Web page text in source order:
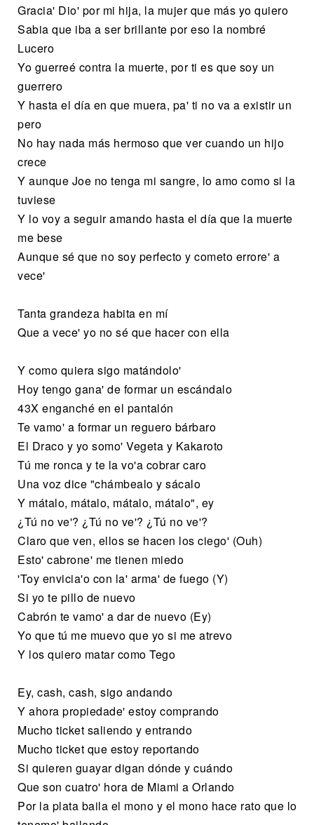
Gracia' Dio' por mi hija, la mujer que más yo quiero
Sabia que iba a ser brillante por eso la nombré
Lucero
Yo guerreé contra la muerte, por ti es que soy un
guerrero
Y hasta el día en que muera, pa' ti no va a existir un
pero
No hay nada más hermoso que ver cuando un hijo
crece
Y aunque Joe no tenga mi sangre, lo amo como si la
tuviese
Y lo voy a seguir amando hasta el día que la muerte
me bese
Aunque sé que no soy perfecto y cometo errore' a
vece'
Tanta grandeza habita en mí
Que a vece' yo no sé que hacer con ella
Y como quiera sigo matándolo'
Hoy tengo gana' de formar un escándalo
43X enganché en el pantalón
Te vamo' a formar un reguero bárbaro
El Draco y yo somo' Vegeta y Kakaroto
Tú me ronca y te la vo'a cobrar caro
Una voz dice "chámbealo y sácalo
Y mátalo, mátalo, mátalo, mátalo", ey
¿Tú no ve'? ¿Tú no ve'? ¿Tú no ve'?
Claro que ven, ellos se hacen los ciego' (Ouh)
Esto' cabrone' me tienen miedo
'Toy envicia'o con la' arma' de fuego (Y)
Si yo te pillo de nuevo
Cabrón te vamo' a dar de nuevo (Ey)
Yo que tú me muevo que yo si me atrevo
Y los quiero matar como Tego
Ey, cash, cash, sigo andando
Y ahora propiedade' estoy comprando
Mucho ticket saliendo y entrando
Mucho ticket que estoy reportando
Si quieren guayar digan dónde y cuándo
Que son cuatro' hora de Miami a Orlando
Por la plata baila el mono y el mono hace rato que lo